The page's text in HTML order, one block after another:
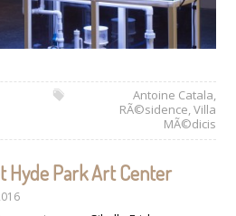
Antoine Catala,
RÃ©sidence,Villa
MÃ©dicis
Hyde Park Art Center